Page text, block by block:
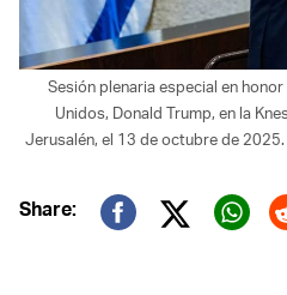
Sesión plenaria especial en
Unidos, Donald Trump, en la
Jerusalén, el 13 de octubre de
Share:
Twitter